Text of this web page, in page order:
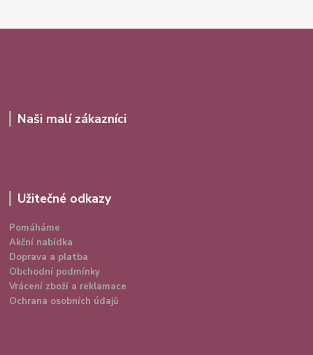
Naši malí zákazníci
Užitečné odkazy
Pomáháme
Akční nabídka
Doprava a platba
Obchodní podmínky
Vrácení zboží a reklamace
Ochrana osobních údajů